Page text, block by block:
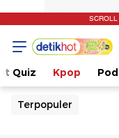
Quiz Kpop
Terpopuler